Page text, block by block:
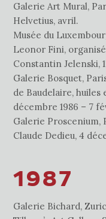
Galerie Art Mural,
Helvetius, avril.
Musée du
Leonor Fini,
Constantin Jelenski,
Galerie Bosquet,
de Baudelaire, huiles
décembre 1986 – 7
Galerie Proscenium,
Claude Dedieu, 4
1987
Galerie Bichard,